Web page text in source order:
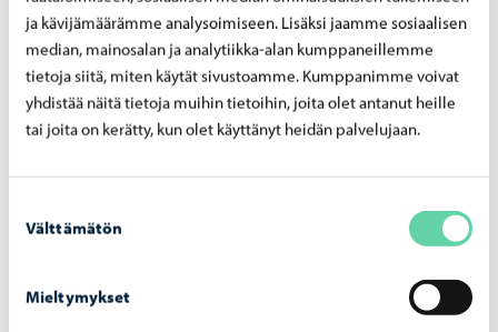
ja kävijämäärämme analysoimiseen. Lisäksi jaamme sosiaalisen
median, mainosalan ja analytiikka-alan kumppaneillemme
tietoja siitä, miten käytät sivustoamme. Kumppanimme voivat
yhdistää näitä tietoja muihin tietoihin, joita olet antanut heille
tai joita on kerätty, kun olet käyttänyt heidän palvelujaan.
valinta
Välttämätön
Mieltymykset
Livsmedelsverket för undersökning på grund av
massdöden av sälar utanför Borgå och Lovisa har blivit
färdiga. Redan tidigare informerades att
undersökningsresultatet med tanke på fågelinfluensan var
negativt.
undersökta sälen